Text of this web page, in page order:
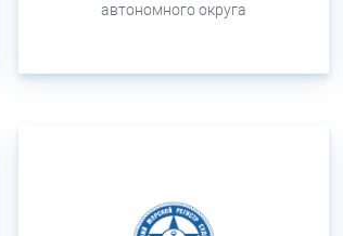
автономного округа